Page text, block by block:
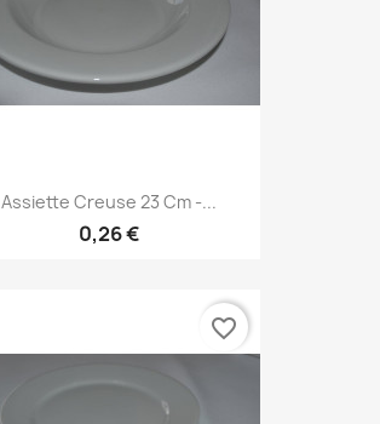
Assiette Creuse 23 Cm -...
0,26 €
favorite_border